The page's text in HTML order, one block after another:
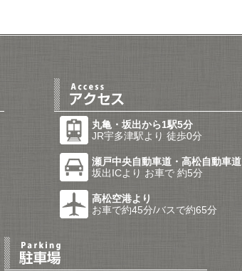
丸亀・坂出から1駅5分
JR宇多津駅より 徒歩0分
瀬戸中央自動車道・高松自動車道
坂出ICより お車で 約5分
高松空港より
お車で約45分/バスで約65分